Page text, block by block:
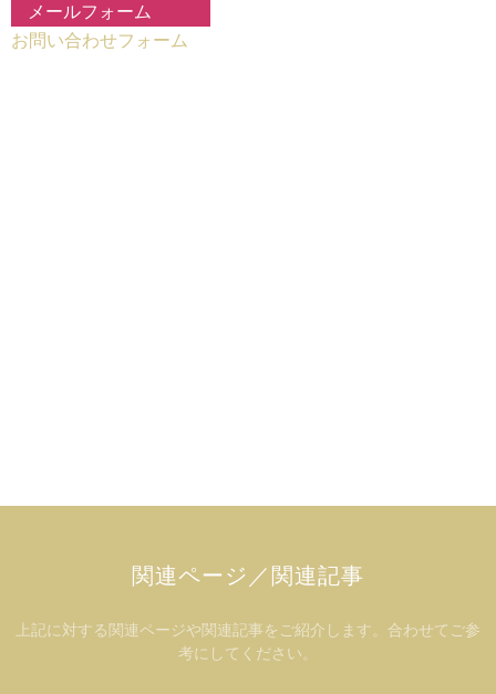
メールフォーム
お問い合わせフォーム
関連ページ／関連記事
上記に対する関連ページや関連記事をご紹介します。合わせてご参
考にしてください。